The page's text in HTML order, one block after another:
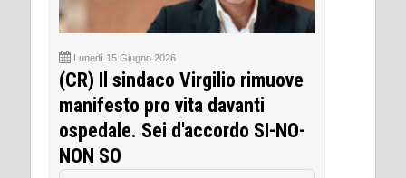
Lunedì 15 Giugno 2026
(CR) Il sindaco Virgilio rimuove
manifesto pro vita davanti
ospedale. Sei d'accordo SI-NO-
NON SO